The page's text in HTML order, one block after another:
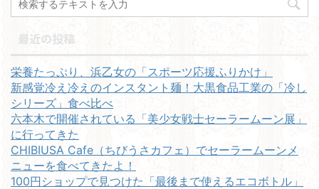
最近の投稿
栄養たっぷり、浜乙女の「スポーツ応援ふりかけ」
新感覚冷え冷えのインスタント麺！大黒食品工業の「冷し
シリーズ」食べ比べ
六本木で開催されている「美少女戦士セーラームーン展」
に行ってきた
CHIBIUSA Cafe（ちびうさカフェ）でセーラームーンメ
ニューを食べてきたよ！
100円ショップで見つけた「最後まで使えるエコボトル」